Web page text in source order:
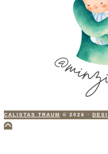
CALISTAS TRAUM © 2026 ·
Scroll